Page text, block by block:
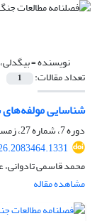
نویسنده =
تعداد مقالات: 1
شناسایی
دوره 7، شماره 27، زمستان 1404
محمد قاسمی
مشاهده مقاله